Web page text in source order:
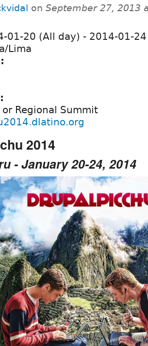
on September 27, 2013
01-20 (All day) - 2014-01-
Lima
Regional Summit
2014
- January 20-24, 2014